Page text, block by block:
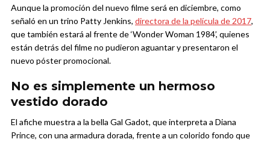
Aunque la promoción del nuevo filme será en diciembre, como
señaló en un trino Patty Jenkins, directora de la película de 2017,
que también estará al frente de ‘Wonder Woman 1984’, quienes
están detrás del filme no pudieron aguantar y presentaron el
nuevo póster promocional.
No es simplemente un hermoso
vestido dorado
El afiche muestra a la bella Gal Gadot, que interpreta a Diana
Prince, con una armadura dorada, frente a un colorido fondo que